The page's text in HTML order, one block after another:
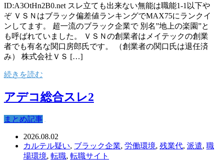
ID:A3OtHn2B0.net スレ立ても出来ない無能は職能1-1以下や
ぞ ＶＳＮはブラック偏差値ランキングでMAX75にランクイ
ンしてます。 超一流のブラック企業で 別名”地上の楽園”と
も呼ばれていました。 ＶＳＮの創業者はメイテックの創業
者でも有名な関口房郎氏です。 （創業者の関口氏は退任済
み） 株式会社ＶＳ […]
続きを読む
アデコ総合スレ2
まとめ記事
2026.08.02
カルテル疑い, ブラック企業, 労働環境, 残業代, 派遣, 職
場環境, 転職, 転職サイト